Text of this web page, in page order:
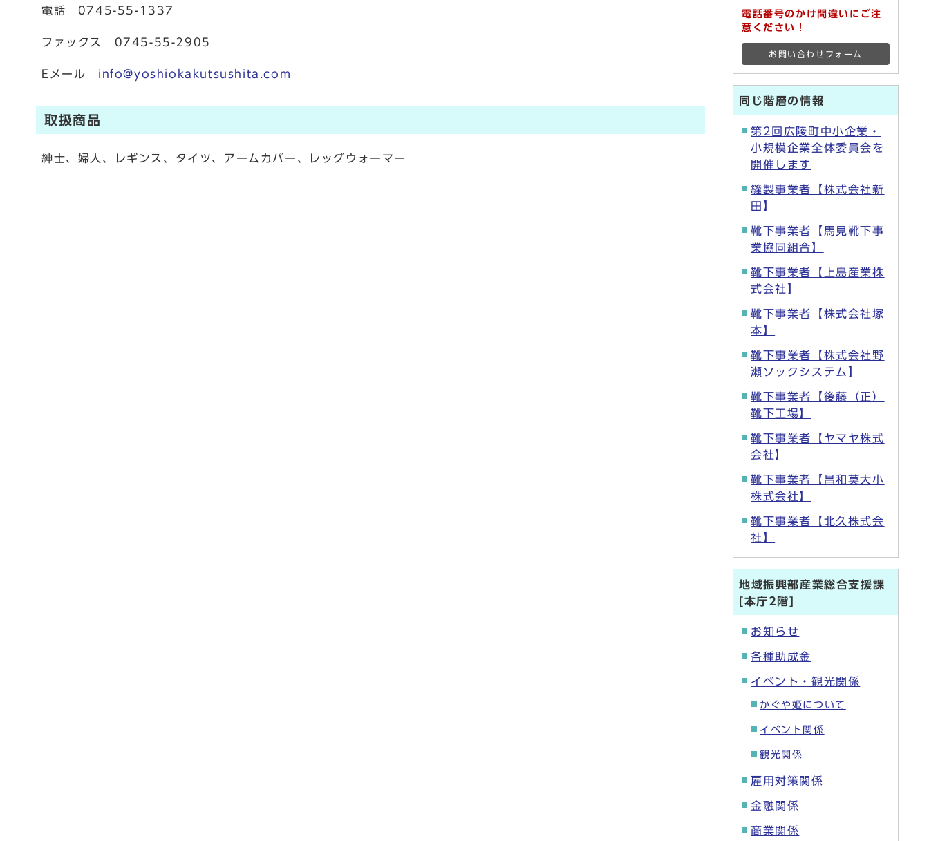
電話 0745-55-1337
ファックス 0745-55-2905
Eメール info@yoshiokakutsushita.com
取扱商品
紳士、婦人、レギンス、タイツ、アームカバー、レッグウォーマー
電話番号のかけ間違いにご注
意ください！
お問い合わせフォーム
同じ階層の情報
第2回広陵町中小企業・
小規模企業全体委員会を
開催します
縫製事業者【株式会社新
田】
靴下事業者【馬見靴下事
業協同組合】
靴下事業者【上島産業株
式会社】
靴下事業者【株式会社塚
本】
靴下事業者【株式会社野
瀬ソックシステム】
靴下事業者【後藤（正）
靴下工場】
靴下事業者【ヤマヤ株式
会社】
靴下事業者【昌和莫大小
株式会社】
靴下事業者【北久株式会
社】
地域振興部産業総合支援課
[本庁2階]
お知らせ
各種助成金
イベント・観光関係
かぐや姫について
イベント関係
観光関係
雇用対策関係
金融関係
商業関係